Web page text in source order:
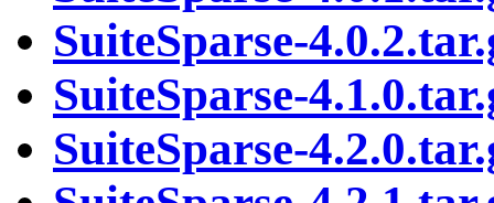
SuiteSparse-
SuiteSparse-
SuiteSparse-